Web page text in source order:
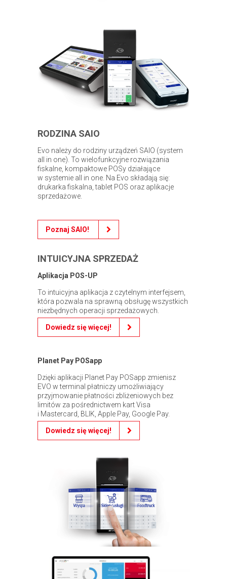
RODZINA SAIO
Evo należy do rodziny urządzeń SAIO (system
all in one). To wielofunkcyjne rozwiązania
fiskalne, kompaktowe POSy działające
w systemie all in one. Na Evo składają się:
drukarka fiskalna, tablet POS oraz aplikacje
sprzedażowe.
Poznaj SAIO!
INTUICYJNA SPRZEDAŻ
Aplikacja POS-UP
To intuicyjna aplikacja z czytelnym interfejsem,
która pozwala na sprawną obsługę wszystkich
niezbędnych operacji sprzedażowych.
Dowiedz się więcej!
Planet Pay POSapp
Dzięki aplikacji Planet Pay POSapp zmienisz
EVO w terminal płatniczy umożliwiający
przyjmowanie płatności zbliżeniowych bez
limitów za pośrednictwem kart Visa
i Mastercard, BLIK, Apple Pay, Google Pay.
Dowiedz się więcej!